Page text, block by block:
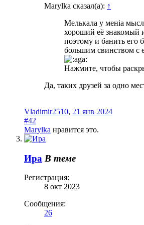
Marylka сказал(а): ↑
Мелькала у менia
хороший её знакомый
поэтому и банить его
большим свинством с
Нажмите, чтобы
Да, таких друзей за одно
Vladimir2510, 21 янв 2024
#42
Marylka нравится это.
Ира В теме
Регистрация:
8 окт 2023
Сообщения:
26